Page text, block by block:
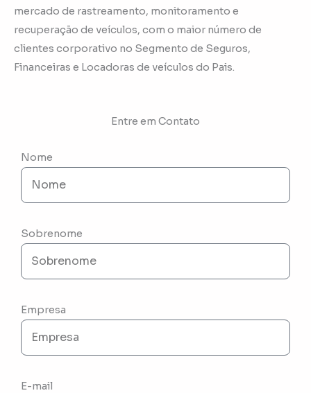
mercado de rastreamento, monitoramento e
recuperação de veículos, com o maior número de
clientes corporativo no Segmento de Seguros,
Financeiras e Locadoras de veículos do Pais.
Entre em Contato
Nome
Sobrenome
Empresa
E-mail